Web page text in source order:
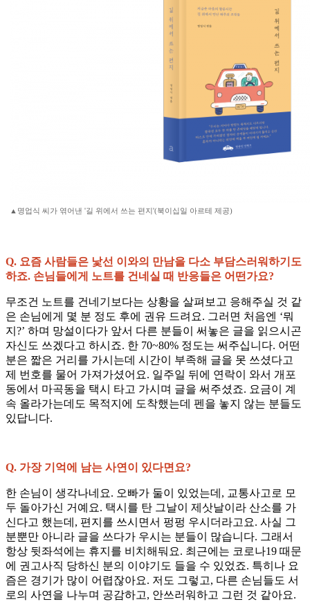
▲명업식 씨가 엮어낸 '길 위에서 쓰는 편지'(북이십일 아르테 제공)
Q. 요즘 사람들은 낯선 이와의 만남을 다소 부담스러워하기도
하죠. 손님들에게 노트를 건네실 때 반응들은 어떤가요?
무조건 노트를 건네기보다는 상황을 살펴보고 응해주실 것 같
은 손님에게 몇 분 정도 후에 권유 드려요. 그러면 처음엔 ‘뭐
지?’ 하며 망설이다가 앞서 다른 분들이 써놓은 글을 읽으시곤
자신도 쓰겠다고 하시죠. 한 70~80% 정도는 써주십니다. 어떤
분은 짧은 거리를 가시는데 시간이 부족해 글을 못 쓰셨다고
제 번호를 물어 가져가셨어요. 일주일 뒤에 연락이 와서 개포
동에서 마곡동을 택시 타고 가시며 글을 써주셨죠. 요금이 계
속 올라가는데도 목적지에 도착했는데 펜을 놓지 않는 분들도
있답니다.
Q. 가장 기억에 남는 사연이 있다면요?
한 손님이 생각나네요. 오빠가 둘이 있었는데, 교통사고로 모
두 돌아가신 거예요. 택시를 탄 그날이 제삿날이라 산소를 가
신다고 했는데, 편지를 쓰시면서 펑펑 우시더라고요. 사실 그
분뿐만 아니라 글을 쓰다가 우시는 분들이 많습니다. 그래서
항상 뒷좌석에는 휴지를 비치해둬요. 최근에는 코로나19 때문
에 권고사직 당하신 분의 이야기도 들을 수 있었죠. 특히나 요
즘은 경기가 많이 어렵잖아요. 저도 그렇고, 다른 손님들도 서
로의 사연을 나누며 공감하고, 안쓰러워하고 그런 것 같아요.